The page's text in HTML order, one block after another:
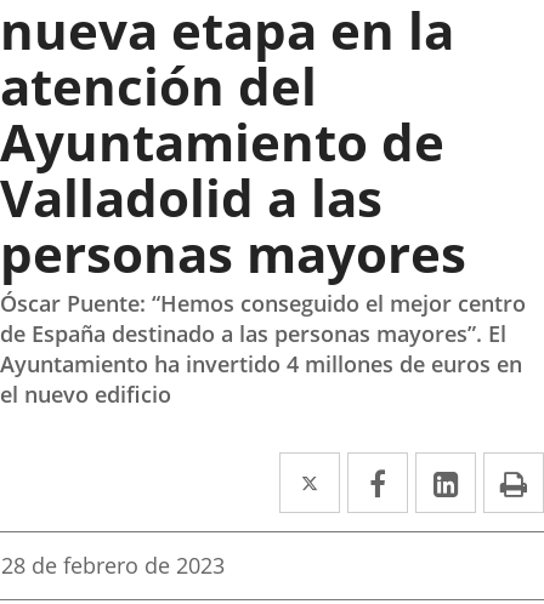
nueva etapa en la
atención del
Ayuntamiento de
Valladolid a las
personas mayores
Óscar Puente: “Hemos conseguido el mejor centro
de España destinado a las personas mayores”. El
Ayuntamiento ha invertido 4 millones de euros en
el nuevo edificio
Twitter
Enlace
a
Facebook
Enlace
a
Enlace
a
Fecha
28 de febrero de 2023